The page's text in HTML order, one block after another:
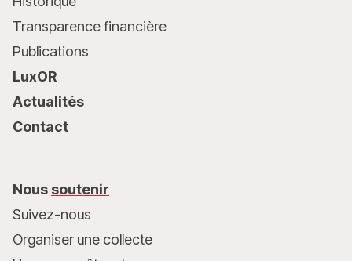
Transparence financière
Publications
LuxOR
Actualités
Contact
Nous soutenir
Suivez-nous
Organiser une collecte